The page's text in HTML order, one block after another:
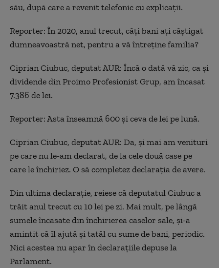
său, după care a revenit telefonic cu explicații.
Reporter: În 2020, anul trecut, câți bani ați câștigat
dumneavoastră net, pentru a vă întreține familia?
Ciprian Ciubuc, deputat AUR: Încă o dată vă zic, ca și
dividende din Proimo Profesionist Grup, am încasat
7.386 de lei.
Reporter: Asta înseamnă 600 și ceva de lei pe lună.
Ciprian Ciubuc, deputat AUR: Da, și mai am venituri
pe care nu le-am declarat, de la cele două case pe
care le închiriez. O să completez declarația de avere.
Din ultima declarație, reiese că deputatul Ciubuc a
trăit anul trecut cu 10 lei pe zi. Mai mult, pe lângă
sumele încasate din închirierea caselor sale, și-a
amintit că îl ajută și tatăl cu sume de bani, periodic.
Nici acestea nu apar în declarațiile depuse la
Parlament.